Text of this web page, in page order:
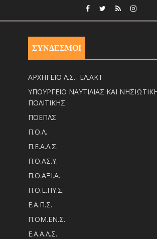
ΣΥΝΔΕΣΜΟΙ
ΑΡΧΗΓΕΙΟ Λ.Σ.- ΕΛ.ΑΚΤ
ΥΠΟΥΡΓΕΙΟ ΝΑΥΤΙΛΙΑΣ ΚΑΙ
ΠΟΛΙΤΙΚΗΣ
ΠΟΕΠΛΣ
Π.Ο.Λ.
Π.Ε.Α.Λ.Σ.
Π.Ο.ΑΣ.Υ.
Π.Ο.ΑΞΙ.Α.
Π.Ο.Ε.ΠΥ.Σ.
Ε.Α.Π.Σ.
Π.ΟM.EN.Σ.
Ε.Α.Α.Λ.Σ.